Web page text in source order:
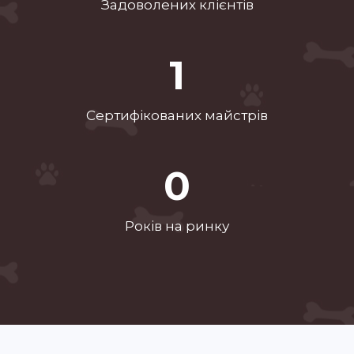
Задоволених клієнтів
2
Сертифікованих майстрів
1
Рокiв на ринку